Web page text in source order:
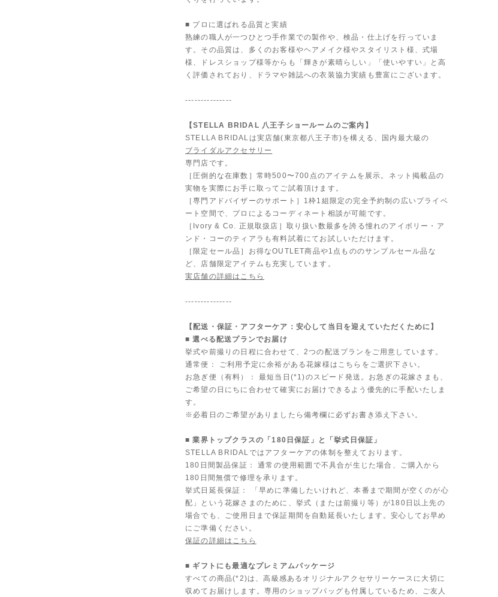
■ プロに選ばれる品質と実績
熟練の職人が一つひとつ手作業での製作や、検品・仕上げを行っていま
す。その品質は、多くのお客様やヘアメイク様やスタイリスト様、式場
様、ドレスショップ様等からも「輝きが素晴らしい」「使いやすい」と高
く評価されており、ドラマや雑誌への衣装協力実績も豊富にございます。
---------------
【STELLA BRIDAL 八王子ショールームのご案内】
STELLA BRIDALは実店舗(東京都八王子市)を構える、国内最大級の
ブライダルアクセサリー
専門店です。
［圧倒的な在庫数］常時500〜700点のアイテムを展示。ネット掲載品の
実物を実際にお手に取ってご試着頂けます。
［専門アドバイザーのサポート］1枠1組限定の完全予約制の広いプライベ
ート空間で、プロによるコーディネート相談が可能です。
［Ivory & Co. 正規取扱店］取り扱い数最多を誇る憧れのアイボリー・ア
ンド・コーのティアラも有料試着にてお試しいただけます。
［限定セール品］お得なOUTLET商品や1点もののサンプルセール品な
ど、店舗限定アイテムも充実しています。
実店舗の詳細はこちら
---------------
【配送・保証・アフターケア：安心して当日を迎えていただくために】
■ 選べる配送プランでお届け
挙式や前撮りの日程に合わせて、2つの配送プランをご用意しています。
通常便： ご利用予定に余裕がある花嫁様はこちらをご選択下さい。
お急ぎ便（有料）： 最短当日(*1)のスピード発送。お急ぎの花嫁さまも、
ご希望の日にちに合わせて確実にお届けできるよう優先的に手配いたしま
す。
※必着日のご希望がありましたら備考欄に必ずお書き添え下さい。
■ 業界トップクラスの「180日保証」と「挙式日保証」
STELLA BRIDALではアフターケアの体制を整えております。
180日間製品保証： 通常の使用範囲で不具合が生じた場合、ご購入から
180日間無償で修理を承ります。
挙式日延長保証： 「早めに準備したいけれど、本番まで期間が空くのが心
配」という花嫁さまのために、挙式（または前撮り等）が180日以上先の
場合でも、ご使用日まで保証期間を自動延長いたします。安心してお早め
にご準備ください。
保証の詳細はこちら
■ ギフトにも最適なプレミアムパッケージ
すべての商品(*2)は、高級感あるオリジナルアクセサリーケースに大切に
収めてお届けします。専用のショップバッグも付属しているため、ご友人